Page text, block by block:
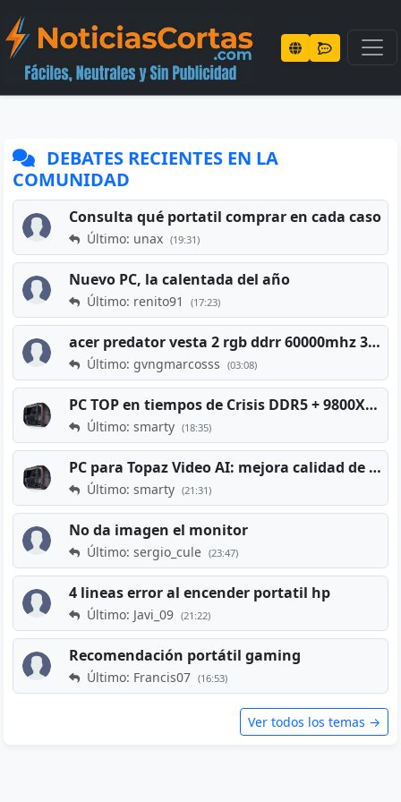
DEBATES RECIENTES EN LA
COMUNIDAD
Consulta qué portatil comprar en cada caso
Último: unax (19:31)
Nuevo PC, la calentada del año
Último: renito91 (17:23)
acer predator vesta 2 rgb ddrr 60000mhz 32gb x2 16gb
Último: gvngmarcosss (03:08)
PC TOP en tiempos de Crisis DDR5 + 9800X3D + RTX 5080 [2026][2400€]
Último: smarty (18:35)
PC para Topaz Video AI: mejora calidad de vídeos viejos
Último: smarty (21:31)
No da imagen el monitor
Último: sergio_cule (23:47)
4 lineas error al encender portatil hp
Último: Javi_09 (21:22)
Recomendación portátil gaming
Último: Francis07 (16:53)
Ver todos los temas →